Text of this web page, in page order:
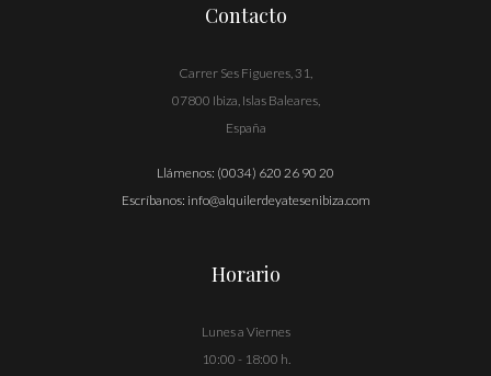
Contacto
Carrer Ses Figueres, 31,
07800 Ibiza, Islas Baleares,
España
Llámenos: (0034) 620 26 90 20
Escríbanos: info@alquilerdeyatesenibiza.com
Horario
Lunes a Viernes
10:00 - 18:00 h.